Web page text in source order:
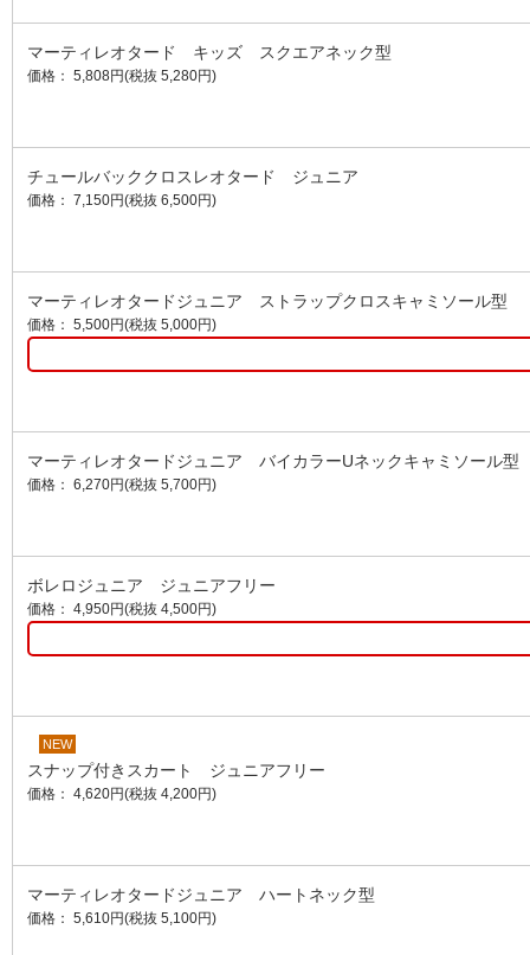
マーティレオタード キッズ スクエアネック型
価格： 5,808円(税抜 5,280円)
チュールバッククロスレオタード ジュニア
価格： 7,150円(税抜 6,500円)
マーティレオタードジュニア ストラップクロスキャミソール型
価格： 5,500円(税抜 5,000円)
マーティレオタードジュニア バイカラーUネックキャミソール型
価格： 6,270円(税抜 5,700円)
ボレロジュニア ジュニアフリー
価格： 4,950円(税抜 4,500円)
NEW
スナップ付きスカート ジュニアフリー
価格： 4,620円(税抜 4,200円)
マーティレオタードジュニア ハートネック型
価格： 5,610円(税抜 5,100円)